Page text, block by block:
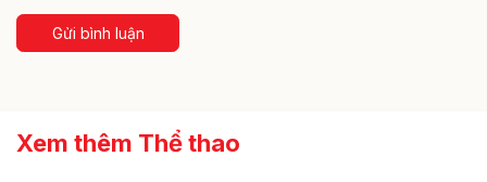
Gửi bình luận
Xem thêm Thể thao